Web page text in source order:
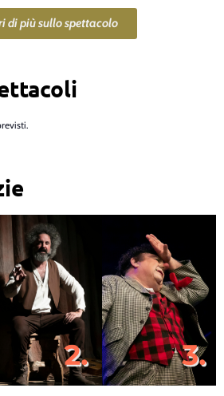
di più sullo spettacolo